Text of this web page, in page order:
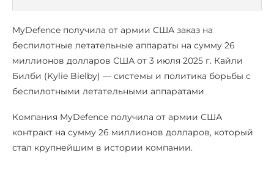
MyDefence получила от армии США заказ на
беспилотные летательные аппараты на сумму 26
миллионов долларов США от 3 июля 2025 г. Кайли
Билби (Kylie Bielby) — системы и политика борьбы с
беспилотными летательными аппаратами
Компания MyDefence получила от армии США
контракт на сумму 26 миллионов долларов, который
стал крупнейшим в истории компании.